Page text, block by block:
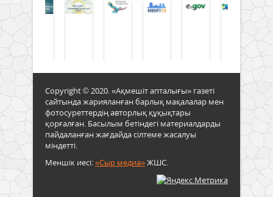
Copyright © 2020. «Ақмешіт апталығы» газеті
сайтында жарияланған барлық мақалалар мен
фотосуреттердің авторлық құқықтары
қорғалған. Басылым бетіндегі материалдарды
пайдаланған жағдайда сілтеме жасалуы
міндетті.
Меншік иесі:«Сыр медиа»ЖШС.